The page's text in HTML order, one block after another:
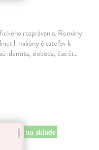
rozprávania. Romány
milióny čitateľov k
identita, sloboda, čas či…
na sklade